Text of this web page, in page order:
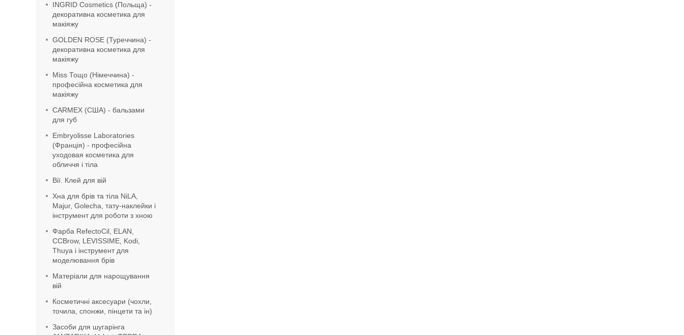
INGRID Cosmetics (Польща) -
декоративна косметика для
макіяжу
GOLDEN ROSE (Туреччина) -
декоративна косметика для
макіяжу
Miss Тощо (Німеччина) -
професійна косметика для
макіяжу
CARMEX (США) - бальзами
для губ
Embryolisse Laboratories
(Франція) - професійна
уходовая косметика для
обличчя і тіла
Вії. Клей для вій
Хна для брів та тіла NiLA,
Majur, Golecha, тату-наклейки і
інструмент для роботи з хною
Фарба RefeсtoCil, ELAN,
CCBrow, LEVISSIME, Kodi,
Thuya і інструмент для
моделювання брів
Матеріали для нарощування
вій
Косметичні аксесуари (чохли,
точила, спонжи, пінцети та ін)
Засоби для шугарінга